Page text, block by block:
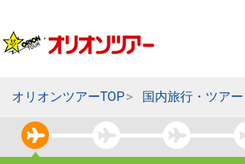
オリオンツアーTOP 国内旅行・ツアー